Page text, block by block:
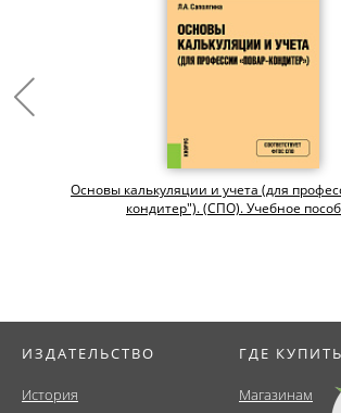
Основы калькуляции и учета (для
кондитер"). (СПО). Учебное
ИЗДАТЕЛЬСТВО
История
ГДЕ КУПИТЬ
Магазинам